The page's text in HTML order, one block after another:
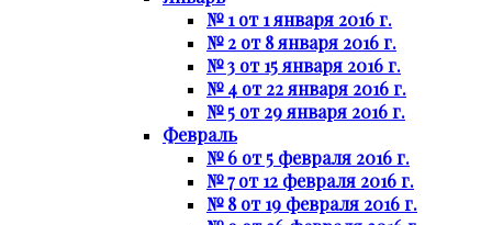
№ 1 от 1 января 2016 г.
№ 2 от 8 января 2016 г.
№ 3 от 15 января 2016 г.
№ 4 от 22 января 2016 г.
№ 5 от 29 января 2016 г.
Февраль
№ 6 от 5 февраля 2016 г.
№ 7 от 12 февраля 2016 г.
№ 8 от 19 февраля 2016 г.